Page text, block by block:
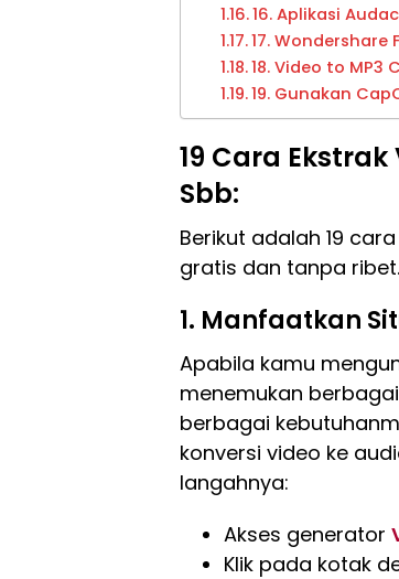
16. Aplikasi
17. Wondershare
18. Video to MP3
19. Gunakan
19 Cara
Sbb:
Berikut adalah 19
gratis dan tanpa ribet.
1. Manfaatkan
Apabila kamu
menemukan
berbagai
konversi video ke
langahnya:
Akses generator
Klik pada kotak